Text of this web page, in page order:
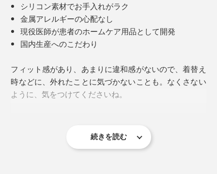
『EARHOOK』の効果を実感すると、その後はメンタル
シリコン素材でお手入れがラク
金属アレルギーの心配なし
現役医師が患者のホームケア用品として開発
国内生産へのこだわり
フィット感があり、あまりに違和感がないので、着替え
時などに、外れたことに気づかないことも。なくさない
ように、気をつけてくださいね。
デジタル疲労が深刻化する前に
続きを読む